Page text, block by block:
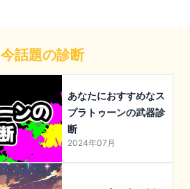
今話題の診断
あなたにおすすめなス
プラトゥーンの武器診
断
2024年07月